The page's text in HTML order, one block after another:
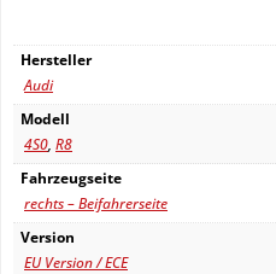
Hersteller
Audi
Modell
4S0, R8
Fahrzeugseite
rechts – Beifahrerseite
Version
EU Version / ECE